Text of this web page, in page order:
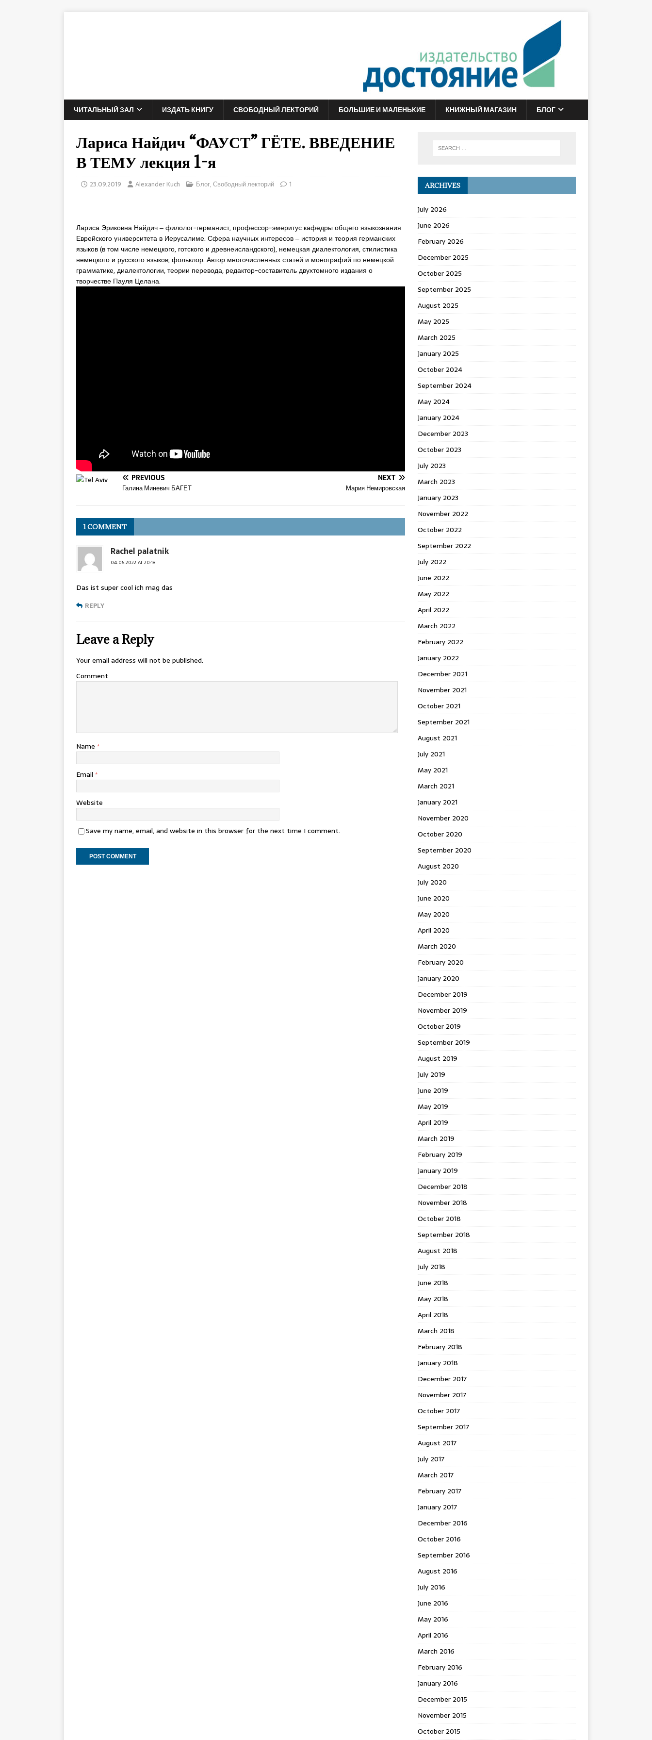
ЧИТАЛЬНЫЙ ЗАЛ ИЗДАТЬ КНИГУ СВОБОДНЫЙ ЛЕКТОРИЙ БОЛЬШИЕ И МАЛЕНЬКИЕ КНИЖНЫЙ МАГАЗИН БЛОГ
Лариса Найдич “ФАУСТ” ГЁТЕ. ВВЕДЕНИЕ
В ТЕМУ лекция 1-я
23.09.2019 Alexander Kuch Блог,Свободный лекторий 1
Лариса Эриковна Найдич ‒ филолог-германист, профессор-эмеритус кафедры общего языкознания
Еврейского университета в Иерусалиме. Сфера научных интересов ‒ история и теория германских
языков (в том числе немецкого, готского и древнеисландского), немецкая диалектология, стилистика
немецкого и русского языков, фольклор. Автор многочисленных статей и монографий по немецкой
грамматике, диалектологии, теории перевода, редактор-составитель двухтомного издания о
творчестве Пауля Целана.
PREVIOUS
Галина Миневич БАГЕТ
NEXT
Мария Немировская
1 COMMENT
Rachel palatnik
04.06.2022 AT 20:18
Das ist super cool ich mag das
REPLY
Leave a Reply
Your email address will not be published.
Comment
Name *
Email *
Website
Save my name, email, and website in this browser for the next time I comment.
ARCHIVES
July 2026
June 2026
February 2026
December 2025
October 2025
September 2025
August 2025
May 2025
March 2025
January 2025
October 2024
September 2024
May 2024
January 2024
December 2023
October 2023
July 2023
March 2023
January 2023
November 2022
October 2022
September 2022
July 2022
June 2022
May 2022
April 2022
March 2022
February 2022
January 2022
December 2021
November 2021
October 2021
September 2021
August 2021
July 2021
May 2021
March 2021
January 2021
November 2020
October 2020
September 2020
August 2020
July 2020
June 2020
May 2020
April 2020
March 2020
February 2020
January 2020
December 2019
November 2019
October 2019
September 2019
August 2019
July 2019
June 2019
May 2019
April 2019
March 2019
February 2019
January 2019
December 2018
November 2018
October 2018
September 2018
August 2018
July 2018
June 2018
May 2018
April 2018
March 2018
February 2018
January 2018
December 2017
November 2017
October 2017
September 2017
August 2017
July 2017
March 2017
February 2017
January 2017
December 2016
October 2016
September 2016
August 2016
July 2016
June 2016
May 2016
April 2016
March 2016
February 2016
January 2016
December 2015
November 2015
October 2015